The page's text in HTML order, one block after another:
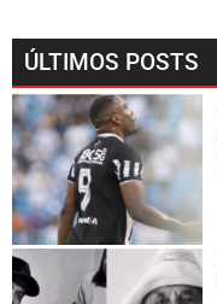
ÚLTIMOS POSTS